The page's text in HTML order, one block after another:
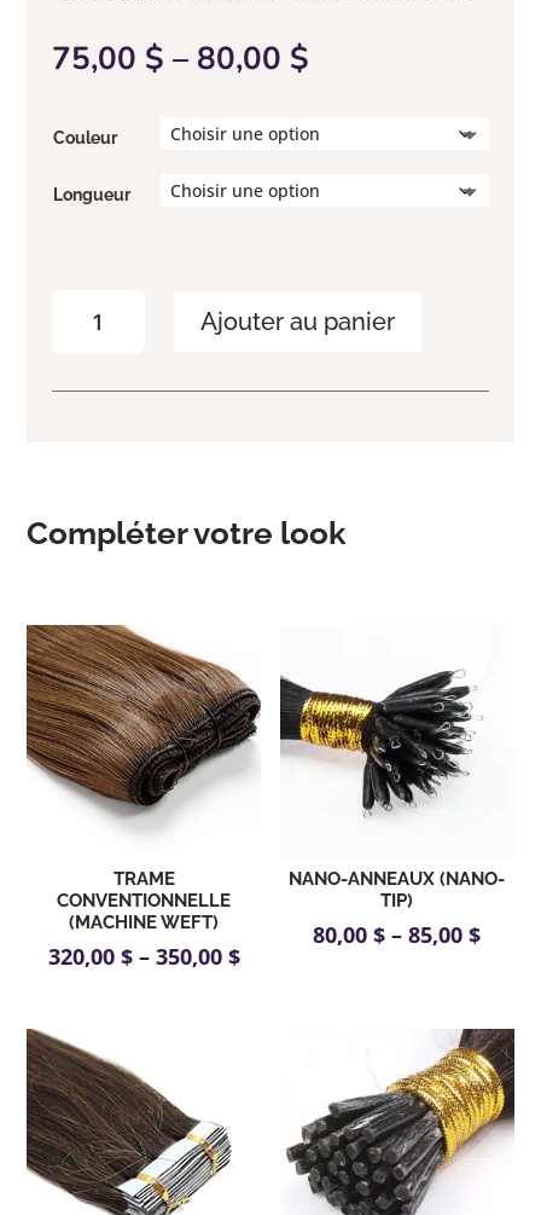
75,00 $ – 80,00 $
Couleur
Longueur
Ajouter au panier
Compléter votre look
TRAME
CONVENTIONNELLE
(MACHINE WEFT)
320,00 $– 350,00 $
NANO-ANNEAUX (NANO-
TIP)
80,00$ –85,00$